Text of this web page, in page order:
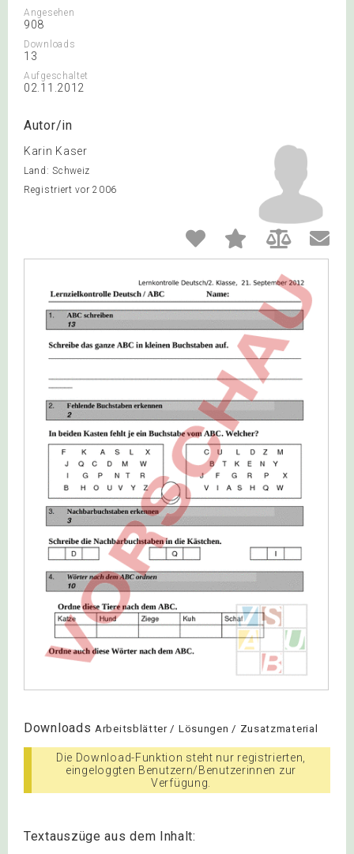
Angesehen
908
Downloads
13
Aufgeschaltet
02.11.2012
Autor/in
Karin Kaser
Land: Schweiz
Registriert vor 2006
Downloads Arbeitsblätter / Lösungen / Zusatzmaterial
Die Download-Funktion steht nur registrierten,
eingeloggten Benutzern/Benutzerinnen zur
Verfügung.
Textauszüge aus dem Inhalt: